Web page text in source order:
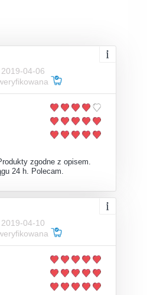
04-06
zgodne z opisem.
24 h. Polecam.
04-10